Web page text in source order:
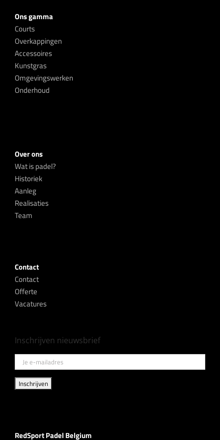
Ons gamma
Courts
Overkappingen
Accessoires
Kunstgras
Omgevingswerken
Onderhoud
Over ons
Wat is padel?
Historiek
Aanleg
Realisaties
Team
Contact
Contact
Offerte
Vacatures
Inschrijven nieuwsbrief
RedSport Padel Belgium